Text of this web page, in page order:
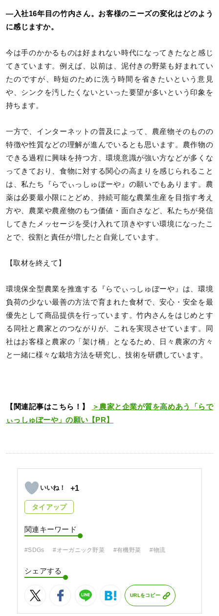
―入社16年目の竹内さん。お客様のニーズの変化はどのよう
に感じますか。
今は手のかかるものは好まれない時代になってきたなと感じ
てきています。例えば、以前は、泥付きの野菜も好まれてい
たのですが、時短のために洗う時間を省きたいという意見
や、シンクを汚したくないといった要望が多いという印象を
持ちます。
一方で、インターネットの普及によって、農産物そのものの
特徴や性質などの理解が進んでいるとも思います。農作物の
できる過程に興味を持つ方、環境意識が強い方などが多くな
ってきており、食物に対する関心の高まりを感じられること
は、私たち『らでぃっしゅぼーや』の願いでもあります。農
薬は必要最小限にとどめ、持続可能な農業生産を目指す考え
方や、農業や農産物のもつ価値・面白さなど、私たちが発信
してきたメッセージを受け入れて頂きやすい環境になったこ
とで、役割と責任が増したと自覚しています。
【取材を終えて】
環境保全型農業を推進する『らでぃっしゅぼーや』は、環境
負荷の少ない最善の方法で育まれた食材で、安心・安全を最
優先として商品提供を行っています。竹内さんをはじめとす
る同社と農家とのつながりが、これを実現させています。同
社はお客様と農家の「架け橋」となるため、日々農家の方々
と一緒に様々な栽培方法を研究し、技術を研鑽しています。
【関連記事はこちら！】
＞農家と企業が質を高めあう「らで
ぃっしゅぼーや」の願い【PR】
+1
タイアップ
関連キーワード
#SDGs #オーガニック野菜 #有機野菜 #物流
シェアする
URLをコピー